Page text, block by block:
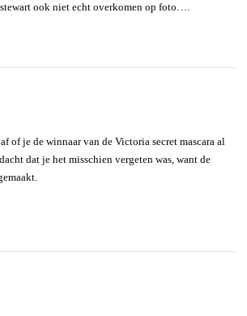
ook niet echt overkomen op foto….
of je de winnaar van de Victoria secret mascara al
dat je het misschien vergeten was, want de